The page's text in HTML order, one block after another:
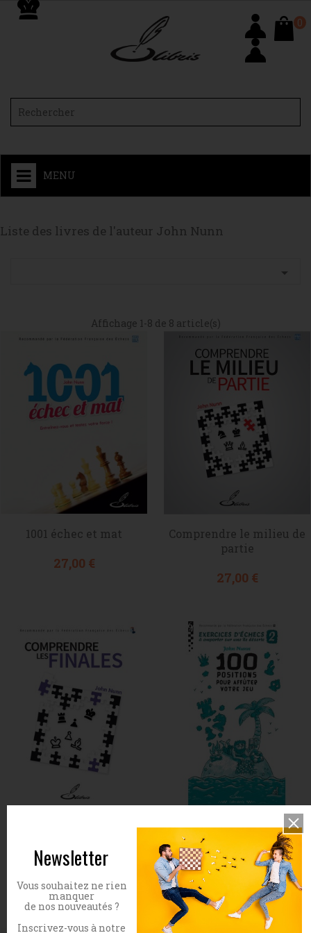
0
MENU
Liste des livres de l'auteur John Nunn

Affichage 1-8 de 8 article(s)
1001 échec et mat
Prix
27,00 €
Comprendre le milieu de
partie
Prix
27,00 €
Comprendre les finales
Prix
30,00 €
Exercices d'échecs à
emporter sur une île
déserte - Tome 2
9,00 €
Newsletter
Vous souhaitez ne rien
manquer
de nos nouveautés ?
Inscrivez-vous à notre